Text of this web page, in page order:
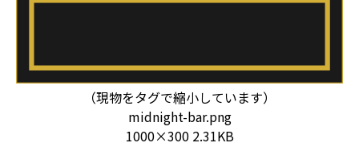
（現物をタグで縮小しています）
midnight-bar.png
1000×300 2.31KB